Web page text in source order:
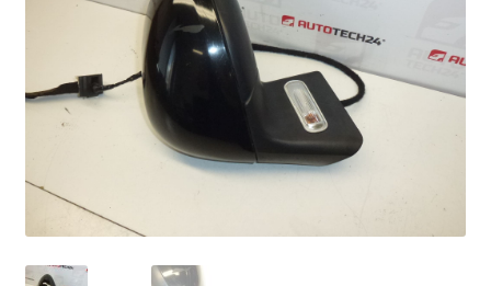
Paiements
Plainte
Politique de confidentialité